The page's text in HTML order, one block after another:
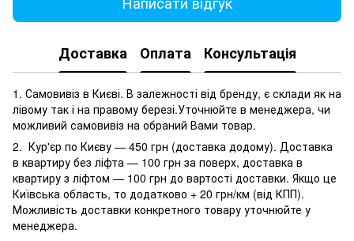
Доставка Оплата Консультація
1. Самовивіз в Києві. В залежності від бренду, є склади як на
лівому так і на правому березі.Уточнюйте в менеджера, чи
можливий самовивіз на обраний Вами товар.
2. Кур'єр по Києву — 450 грн (доставка додому). Доставка
в квартиру без ліфта — 100 грн за поверх, доставка в
квартиру з ліфтом — 100 грн до вартості доставки. Якщо це
Київська область, то додатково + 20 грн/км (від КПП).
Можливість доставки конкретного товару уточнюйте у
менеджера.